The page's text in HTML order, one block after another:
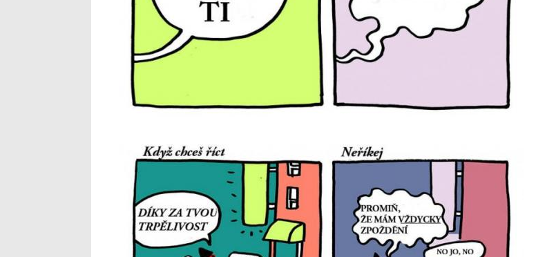
2a-
cesky.jpg